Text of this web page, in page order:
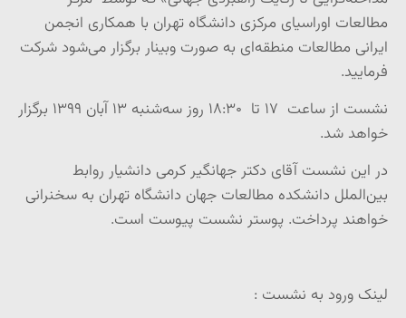
مطالعات اوراسیای مرکزی دانشگاه تهران با همکاری انجمن
ایرانی مطالعات منطقه‌ای به صورت وبینار برگزار می‌شود شرکت
فرمایید.
نشست از ساعت ۱۷ تا ۱۸:۳۰ روز سه‌شنبه ۱۳ آبان ۱۳۹۹ برگزار
خواهد شد.
در این نشست آقای دکتر جهانگیر کرمی دانشیار روابط
بین‌الملل دانشکده مطالعات جهان دانشگاه تهران به سخنرانی
خواهند پرداخت. پوستر نشست پیوست است.
لینک ورود به نشست :